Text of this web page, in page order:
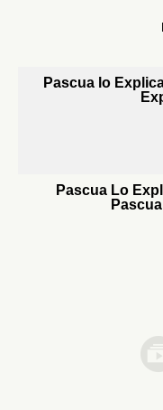
Pascua lo
Pascua Lo